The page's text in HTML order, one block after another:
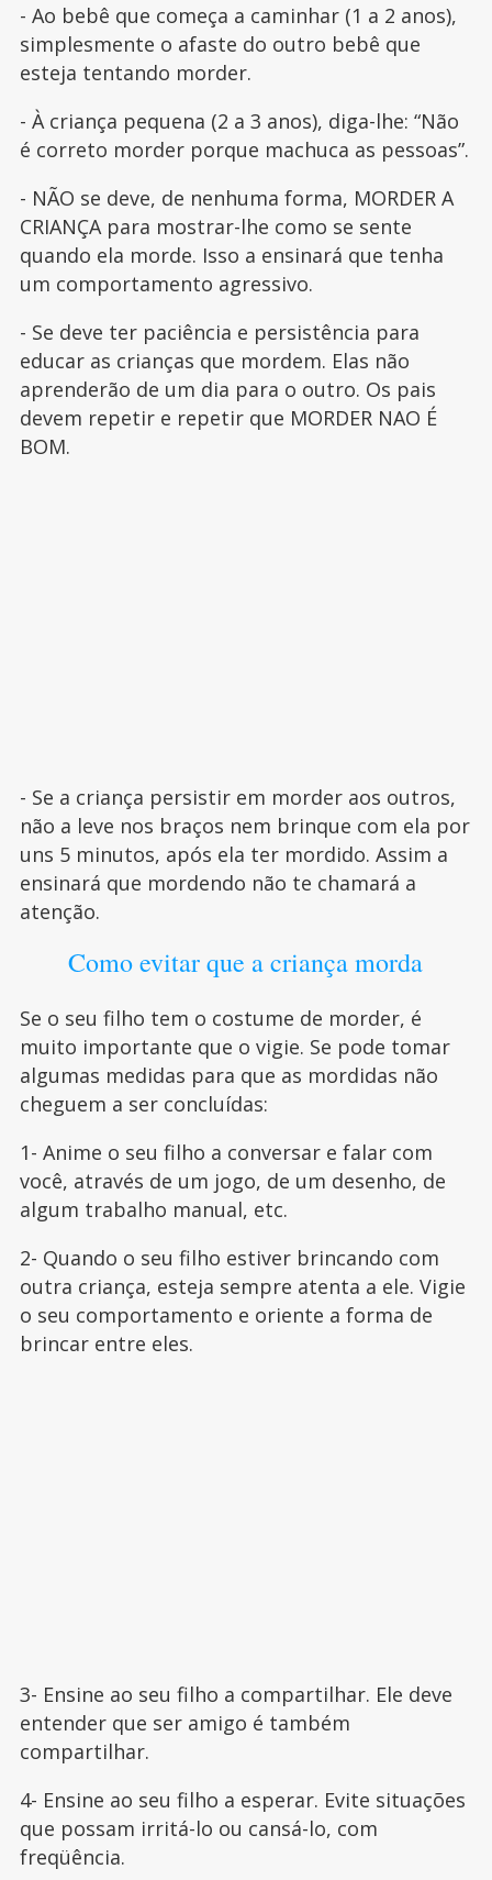
- Ao bebê que começa a caminhar (1 a 2 anos),
simplesmente o afaste do outro bebê que
esteja tentando morder.
- À criança pequena (2 a 3 anos), diga-lhe: “Não
é correto morder porque machuca as pessoas”.
- NÃO se deve, de nenhuma forma, MORDER A
CRIANÇA para mostrar-lhe como se sente
quando ela morde. Isso a ensinará que tenha
um comportamento agressivo.
- Se deve ter paciência e persistência para
educar as crianças que mordem. Elas não
aprenderão de um dia para o outro. Os pais
devem repetir e repetir que MORDER NAO É
BOM.
- Se a criança persistir em morder aos outros,
não a leve nos braços nem brinque com ela por
uns 5 minutos, após ela ter mordido. Assim a
ensinará que mordendo não te chamará a
atenção.
Como evitar que a criança morda
Se o seu filho tem o costume de morder, é
muito importante que o vigie. Se pode tomar
algumas medidas para que as mordidas não
cheguem a ser concluídas:
1- Anime o seu filho a conversar e falar com
você, através de um jogo, de um desenho, de
algum trabalho manual, etc.
2- Quando o seu filho estiver brincando com
outra criança, esteja sempre atenta a ele. Vigie
o seu comportamento e oriente a forma de
brincar entre eles.
3- Ensine ao seu filho a compartilhar. Ele deve
entender que ser amigo é também
compartilhar.
4- Ensine ao seu filho a esperar. Evite situações
que possam irritá-lo ou cansá-lo, com
freqüência.